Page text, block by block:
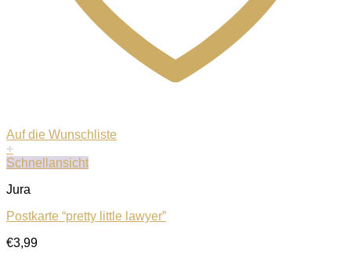
Auf die Wunschliste
+
Schnellansicht
Jura
Postkarte “pretty little lawyer”
€3,99